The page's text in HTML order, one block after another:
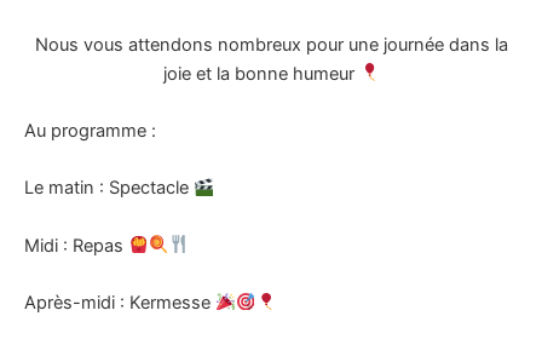
Nous vous attendons nombreux pour une journée dans la
joie et la bonne humeur
Au programme :
Le matin : Spectacle
Midi : Repas
Après-midi : Kermesse